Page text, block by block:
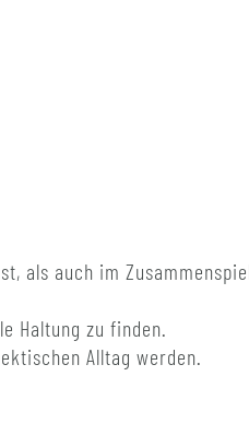
als auch im
Haltung zu finden.
Alltag werden.